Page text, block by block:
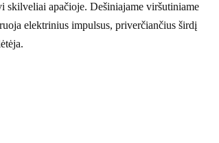
skilveliai apačioje. Dešiniajame viršutiniame
elektrinius impulsus, priverčiančius širdį